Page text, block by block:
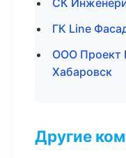
СК
ГК Line
ООО Проект
Хабаровск
Другие